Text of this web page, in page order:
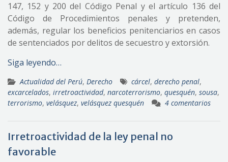
147, 152 y 200 del Código Penal y el artículo 136 del
Código de Procedimientos penales y pretenden,
además, regular los beneficios penitenciarios en casos
de sentenciados por delitos de secuestro y extorsión.
Siga leyendo…
Actualidad del Perú, Derecho cárcel, derecho penal,
excarcelados, irretroactividad, narcoterrorismo, quesquén, sousa,
terrorismo, velásquez, velásquez quesquén 4 comentarios
Irretroactividad de la ley penal no
favorable